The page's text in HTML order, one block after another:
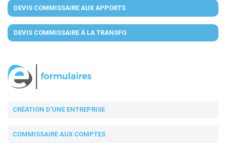
DEVIS COMMISSAIRE AUX APPORTS
DEVIS COMMISSAIRE À LA TRANSFO.
CRÉATION D'UNE ENTREPRISE
COMMISSAIRE AUX COMPTES